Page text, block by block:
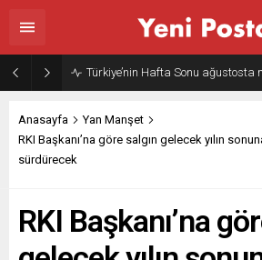
Türkiye’nin Hafta Sonu ağustosta
Anasayfa
Yan Manşet
RKI Başkanı’na göre salgın gelecek yılın
sürdürecek
RKI Başkanı’na